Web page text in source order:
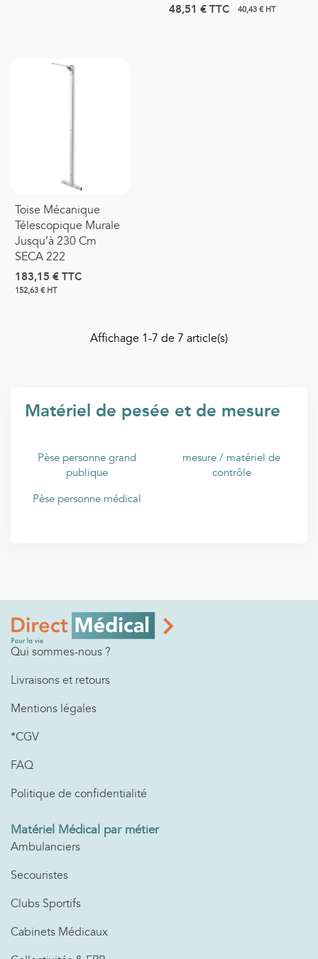
Matériel de pesée et de mesure
Pèse personne grand
publique
mesure / matériel de
contrôle
Pèse personne médical
48,51 €TTC 40,43 € HT
Toise Mécanique
Télescopique Murale
Jusqu’à 230 Cm
SECA 222
183,15 €TTC
152,63 € HT
Affichage 1-7 de 7 article(s)
Qui sommes-nous ?
Livraisons et retours
Mentions légales
*CGV
FAQ
Politique de confidentialité
Matériel Médical par métier
Ambulanciers
Secouristes
Clubs Sportifs
Cabinets Médicaux